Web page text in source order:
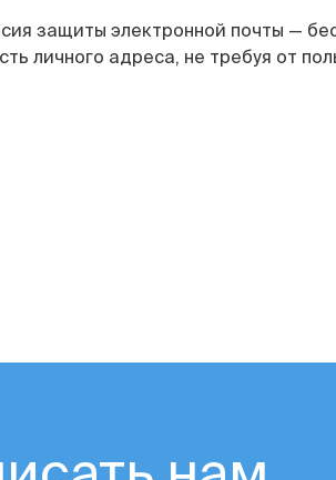
защиты электронной почты —
личного адреса, не требуя от